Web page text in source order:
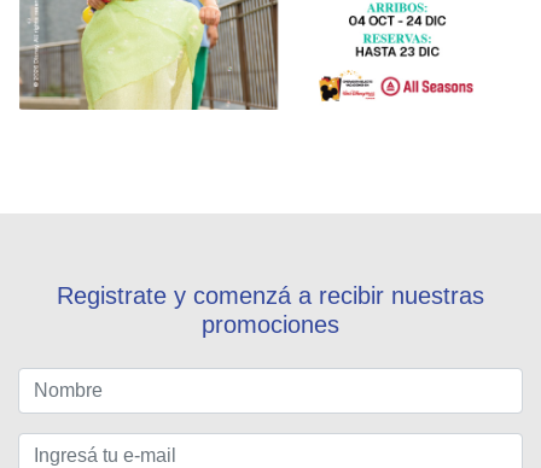
Registrate y comenzá a recibir nuestras
promociones